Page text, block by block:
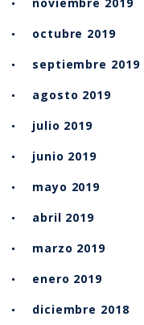
octubre 2019
septiembre 2019
agosto 2019
julio 2019
junio 2019
mayo 2019
abril 2019
marzo 2019
enero 2019
diciembre 2018